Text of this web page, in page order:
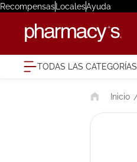
RecompensasLocalesAyuda
TODAS LAS CATEGORÍAS